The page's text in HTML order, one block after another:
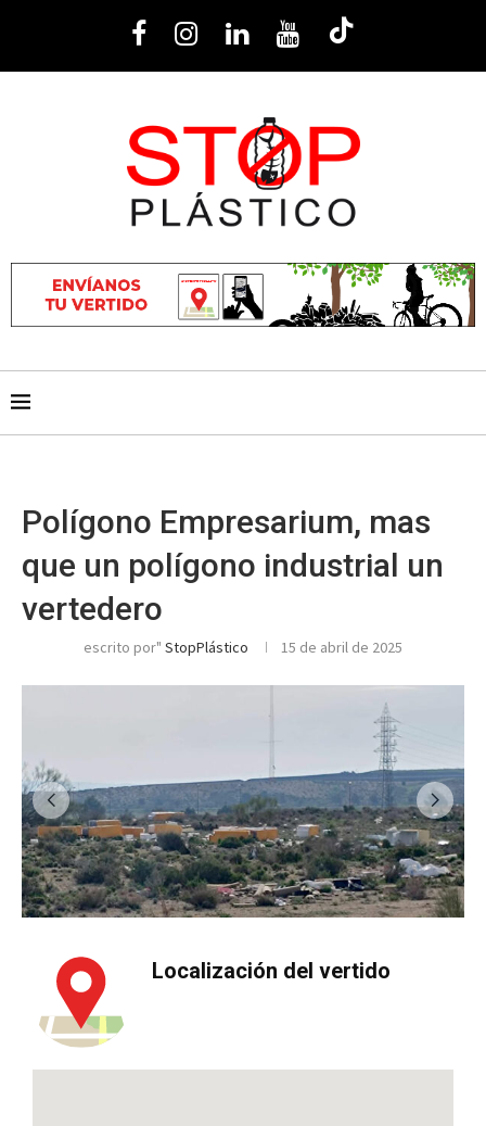
Polígono Empresarium, mas
que un polígono industrial un
vertedero
escrito por" StopPlástico 15 de abril de 2025
Localización del vertido